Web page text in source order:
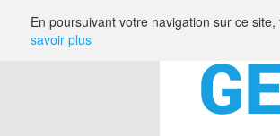
En poursuivant votre navigation sur ce
savoir plus